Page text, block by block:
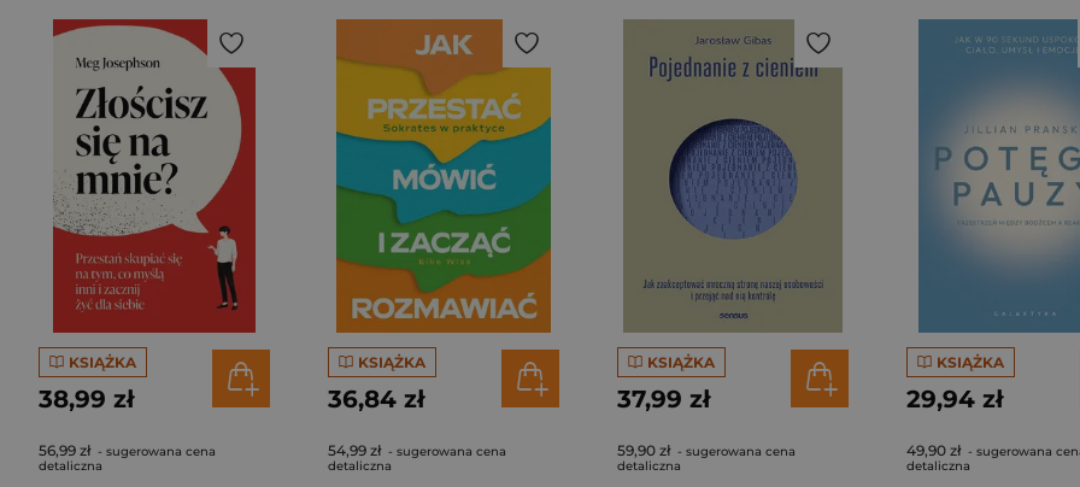
KSIĄŻKA
38,99 zł
56,99 zł - sugerowana cena
detaliczna
KSIĄŻKA
36,84 zł
54,99 zł - sugerowana cena
detaliczna
KSIĄŻKA
37,99 zł
59,90 zł - sugerowana cena
detaliczna
KSIĄŻKA
29,94 zł
49,90 zł - sugerowana
detaliczna